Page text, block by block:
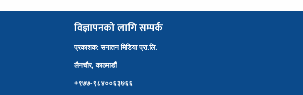
विज्ञापनको लागि सम्पर्क
प्रकाशक: सनातन मिडिया प्रा.लि.
लैनचौर, काठमाडौं
+९७७-९८४००६३७६६